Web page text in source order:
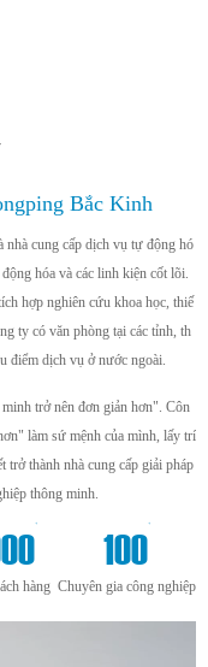
Bắc Kinh
cung cấp dịch vụ tự động hó
hóa và các linh kiện cốt lõi.
hợp nghiên cứu khoa học, thiế
ty có văn phòng tại các tỉnh, th
điểm dịch vụ ở nước ngoài.
trở nên đơn giản hơn". Côn
làm sứ mệnh của mình, lấy trí
trở thành nhà cung cấp giải pháp
thông minh.
+
hàng
100
+
Chuyên gia công nghiệp